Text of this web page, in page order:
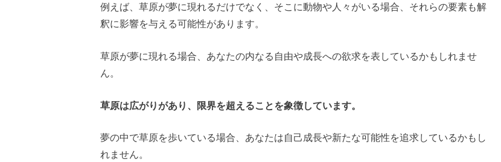
例えば、草原が夢に現れるだけでなく、そこに動物や人々がいる場合、それらの要素も解
釈に影響を与える可能性があります。
草原が夢に現れる場合、あなたの内なる自由や成長への欲求を表しているかもしれませ
ん。
草原は広がりがあり、限界を超えることを象徴しています。
夢の中で草原を歩いている場合、あなたは自己成長や新たな可能性を追求しているかもし
れません。